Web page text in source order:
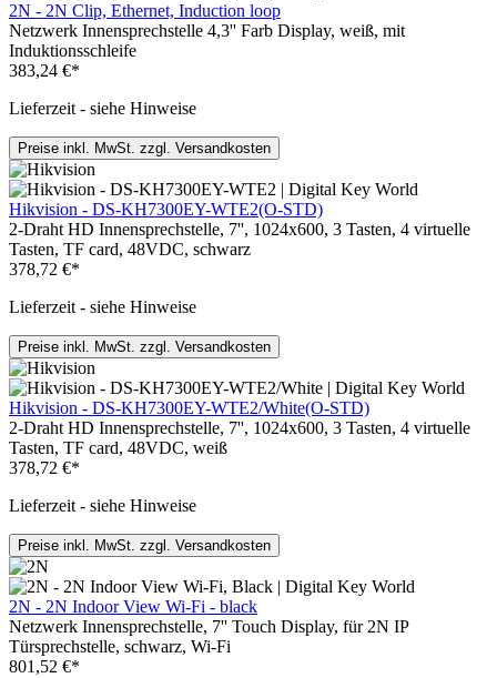
2N - 2N Clip, Ethernet, Induction loop
Netzwerk Innensprechstelle 4,3'' Farb Display, weiß, mit
Induktionsschleife
383,24 €*
Lieferzeit - siehe Hinweise
Preise inkl. MwSt. zzgl. Versandkosten
Hikvision - DS-KH7300EY-WTE2(O-STD)
2-Draht HD Innensprechstelle, 7'', 1024x600, 3 Tasten, 4 virtuelle
Tasten, TF card, 48VDC, schwarz
378,72 €*
Lieferzeit - siehe Hinweise
Preise inkl. MwSt. zzgl. Versandkosten
Hikvision - DS-KH7300EY-WTE2/White(O-STD)
2-Draht HD Innensprechstelle, 7'', 1024x600, 3 Tasten, 4 virtuelle
Tasten, TF card, 48VDC, weiß
378,72 €*
Lieferzeit - siehe Hinweise
Preise inkl. MwSt. zzgl. Versandkosten
2N - 2N Indoor View Wi-Fi - black
Netzwerk Innensprechstelle, 7'' Touch Display, für 2N IP
Türsprechstelle, schwarz, Wi-Fi
801,52 €*